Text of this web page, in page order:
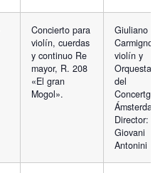
Concierto para
violín, cuerdas
y continuo Re
mayor, R. 208
«El gran
Mogol».
Giuliano
Carmignola,
violín y
Orquesta
del
Ámsterdam.
Director:
Giovani
Antonini